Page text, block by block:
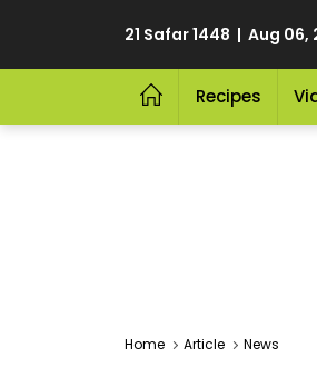
21 Safar 1448 | Aug 06,
Recipes
Home Article News